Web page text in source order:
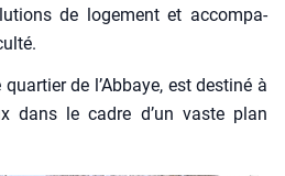
de loge­ment et accom­pa­
quar­tier de l’Abbaye, est des­ti­né à
dans le cadre d’un vaste plan